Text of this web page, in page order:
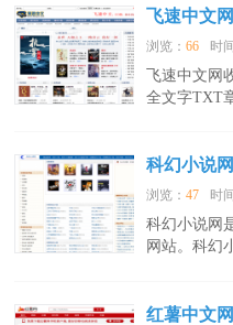
飞速中文网
浏览：66 时
飞速中文网
全文字TXT
科幻小说网
浏览：47 时
科幻小说网
网站。科幻
红薯中文网